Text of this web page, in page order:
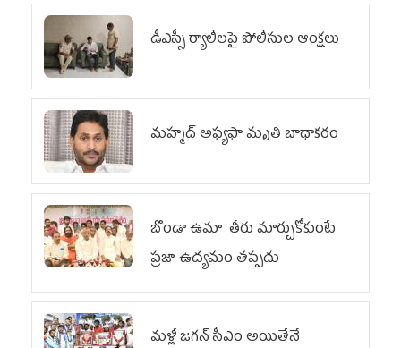
డీఎస్సీ ర్యాలీలపై పోలీసుల ఆంక్షలు
మహ్మద్‌ అఫ్యఫా మృతి బాధాకరం
బొండా ఉమా తీరు మార్చుకోకుంటే
ప్రజా ఉద్యమం తప్పదు
మళ్లీ జగన్ సీఎం అయితేనే